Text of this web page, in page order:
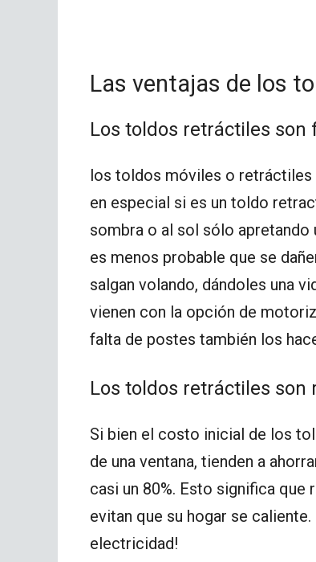
Las ventajas de los
Los toldos retráctiles son
los toldos móviles o retráctiles
en especial si es un toldo
sombra o al sol sólo
es menos probable que se
salgan volando, dándoles una
vienen con la opción de
falta de postes también los
Los toldos retráctiles son
Si bien el costo inicial de los
de una ventana, tienden a
casi un 80%. Esto significa
evitan que su hogar se
electricidad!